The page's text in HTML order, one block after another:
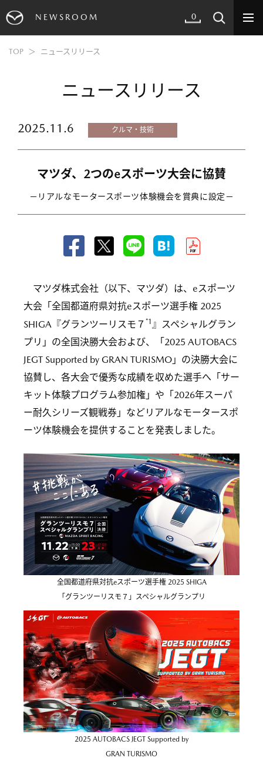
NEWSROOM 0
TOP ニュースリリース
ニュースリリース
2025.11.6 クルマ・技術
マツダ、2つのeスポーツ大会に協賛
－リアルなモータースポーツ体験機会を賞典に設定－
マツダ株式会社（以下、マツダ）は、eスポーツ
大会「全国都道府県対抗eスポーツ選手権 2025
SHIGA『グランツーリスモ７ *1 』スペシャルグラン
プリ」の全国決勝大会および、「2025 AUTOBACS
JEGT Supported by GRAN TURISMO」の決勝大会に
協賛し、各大会で優秀な成績を収めた選手へ「サー
キット体験プログラム参加権」や「2026年スーパ
ー耐久シリーズ観戦券」などリアルなモータースポ
ーツ体験機会を提供することを発表しました。
全国都道府県対抗eスポーツ選手権 2025 SHIGA
「グランツーリスモ７」スペシャルグランプリ
2025 AUTOBACS JEGT Supported by
GRAN TURISMO